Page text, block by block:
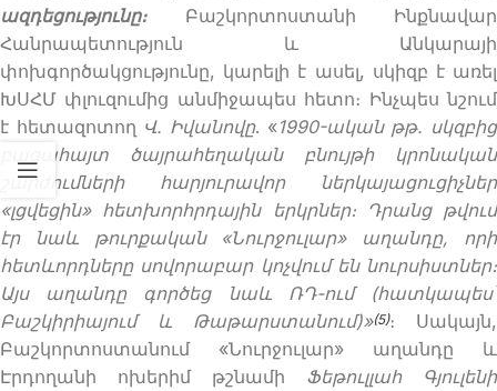
ազդեցությունը։Բաշկորտոստանի Ինքնավար
Հանրապետություն և Անկարայի
փոխգործակցությունը, կարելի է ասել, սկիզբ է առել
ԽՍՀՄ փլուզումից անմիջապես հետո։ Ինչպես նշում
է հետազոտող Վ. Իվանովը. «1990-ական թթ. սկզբից
բացահայտ ծայրահեղական բնույթի կրոնական
շարժումների հարյուրավոր ներկայացուցիչներ
«լցվեցին» հետխորհրդային երկրներ։ Դրանց թվում
էր նաև թուրքական «Նուրջուլար» աղանդը, որի
հետևորդները սովորաբար կոչվում են նուրսիստներ։
Այս աղանդը գործեց նաև ՌԴ-ում (հատկապես՝
Բաշկիրիայում և Թաթարստանում)»(5)։ Սակայն,
Բաշկորտոստանում «Նուրջուլար» աղանդը և
Էրդողանի ոխերիմ թշնամի Ֆեթուլլահ Գյուլենի